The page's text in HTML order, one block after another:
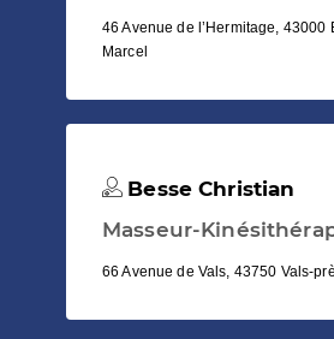
46 Avenue de l’Hermitage, 43000
Marcel
Besse Christian
Masseur-
66 Avenue de Vals, 43750 Vals-